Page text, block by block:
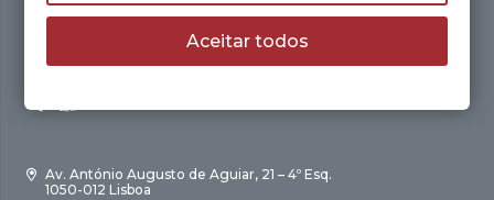
Av. António Augusto de Aguiar, 21 – 4º Esq.
1050-012 Lisboa
Aceitar todos